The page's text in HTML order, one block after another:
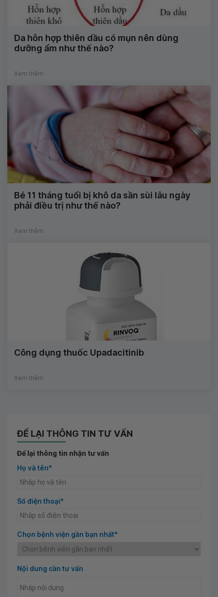
Da hỗn hợp thiên dầu có mụn nên dùng
dưỡng ẩm như thế nào?
Xem thêm
Bé 11 tháng tuổi bị khô da sần sùi lâu ngày
phải điều trị như thế nào?
Xem thêm
Công dụng thuốc Upadacitinib
Xem thêm
ĐỂ LẠI THÔNG TIN TƯ VẤN
Để lại thông tin nhận tư vấn
Họ và tên*
Số điện thoại*
Chọn bệnh viện gần bạn nhất*
Nội dung cần tư vấn